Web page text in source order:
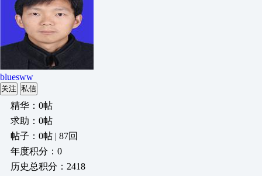
bluesww
关注 私信
精华：0帖
求助：0帖
帖子：0帖 | 87回
年度积分：0
历史总积分：2418